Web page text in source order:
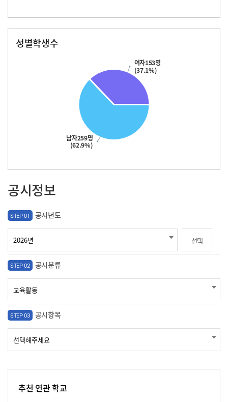
성별학생수
남자259명
(62.9%)
여자153명
(37.1%)
공시정보
STEP 01 공시년도
선택
STEP 02 공시분류
STEP 03 공시항목
추천 연관 학교